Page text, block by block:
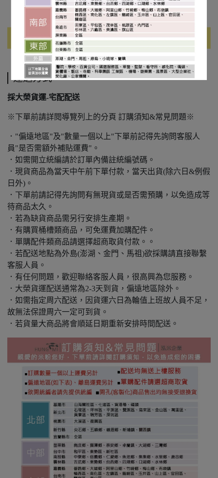
運送方式
採大榮貨運-宅配配送
※下單前請詳閱導覽列上的分頁 訂購須知&常見問題※
．"偏遠地區"及"數量一個以上"下單前記得先詢問客服人
員"是否需額外補貼運費"。
．如需開立統編請於訂單內備註統編號碼。
．現貨商品為當天中午前下單付款，當天出貨(除六日&例假
日外)。
．下單前請記得先詢問有無現貨或是否需預購，以免造成等
待商品太久。
．若為缺貨商品需另行安排生產期。
．有購買桶槽類商品，可免運費加購配件。
．單購配件類商品請選擇超商取貨付款。。
．若配送地點為外島(澎湖、金門、馬祖)欲採購請直接聯繫
客服人員。
．有任何問題，歡迎聯絡客服人員，很高興為您服務。
．大榮貨運配送通常為2-3天到貨，偏遠地區除外。
．如需指定周六配送，因貨運六日為輪值上班故人員不足，
故無法保證周六一定可到貨。
．若貨量大商品將會順延日期重新安排時間配送。